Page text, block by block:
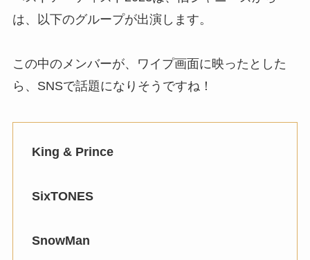
は、以下のグループが出演します。
この中のメンバーが、ワイプ画面に映ったとした
ら、SNSで話題になりそうですね！
King & Prince
SixTONES
SnowMan